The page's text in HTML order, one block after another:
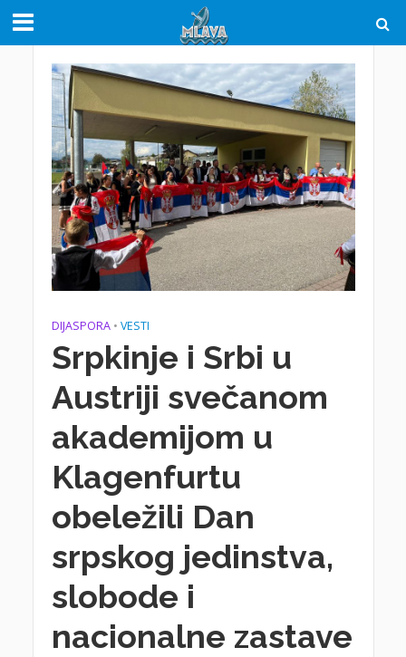
DIJASPORA • VESTI
Srpkinje i Srbi u
Austriji svečanom
akademijom u
Klagenfurtu
obeležili Dan
srpskog jedinstva,
slobode i
nacionalne zastave